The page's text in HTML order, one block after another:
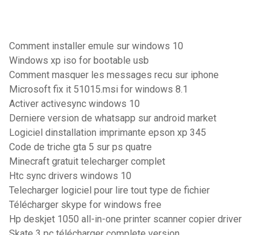
Comment installer emule sur windows 10
Windows xp iso for bootable usb
Comment masquer les messages recu sur iphone
Microsoft fix it 51015.msi for windows 8.1
Activer activesync windows 10
Derniere version de whatsapp sur android market
Logiciel dinstallation imprimante epson xp 345
Code de triche gta 5 sur ps quatre
Minecraft gratuit telecharger complet
Htc sync drivers windows 10
Telecharger logiciel pour lire tout type de fichier
Télécharger skype for windows free
Hp deskjet 1050 all-in-one printer scanner copier driver